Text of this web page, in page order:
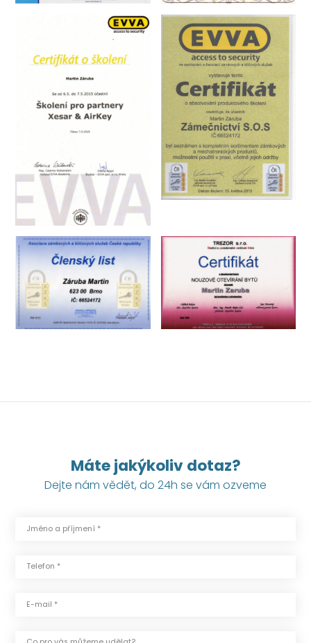
Máte jakýkoliv dotaz?
Dejte nám vědět, do 24h se vám ozveme
Jméno a příjmení *
Telefon *
E-mail *